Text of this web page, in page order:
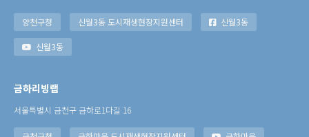
양천구청 신월3동 도시재생현장지원센터 신월3동
신월3동
금하리빙랩
서울특별시 금천구 금하로1다길 16